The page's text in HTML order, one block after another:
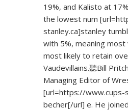
19%, and Kalisto at
the lowest num [url=
stanley.ca]stanley
with 5%, meaning
most likely to retain
Vaudevillains.聽Bill
Managing Editor of
[url=https://www.cups-
becher[/url] e. He